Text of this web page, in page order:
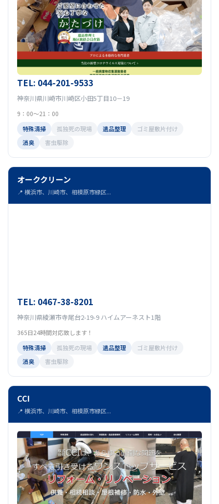
TEL: 044-201-9533
神奈川県川崎市川崎区小田5丁目10－19
9：00～21：00
特殊清掃
孤独死の現場 遺品整理
ゴミ屋敷片付け
消臭
害虫駆除
オーククリーン
📍 横浜市、川崎市、相模原市緑区...
TEL: 0467-38-8201
神奈川県綾瀬市寺尾台2-19-9 ハイムアーネスト1階
365日24時間対応致します！
特殊清掃
孤独死の現場 遺品整理
ゴミ屋敷片付け
消臭
害虫駆除
CCI
📍 横浜市、川崎市、相模原市緑区...